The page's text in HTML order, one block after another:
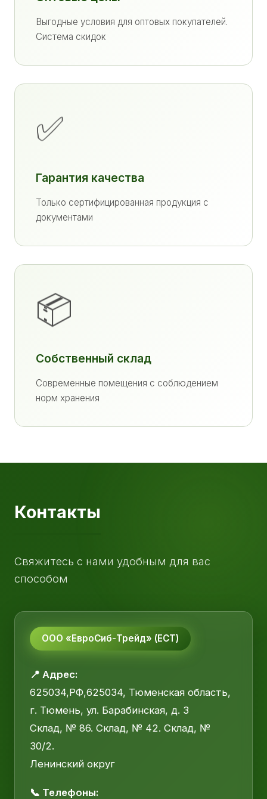
Выгодные условия для оптовых покупателей.
Система скидок
✅
Гарантия качества
Только сертифицированная продукция с
документами
📦
Собственный склад
Современные помещения с соблюдением
норм хранения
Контакты
Свяжитесь с нами удобным для вас
способом
ООО «ЕвроСиб-Трейд» (ЕСТ)
📍 Адрес:
625034,РФ,625034, Тюменская область,
г. Тюмень, ул. Барабинская, д. 3
Склад, № 86. Склад, № 42. Склад, №
30/2.
Ленинский округ
📞 Телефоны: